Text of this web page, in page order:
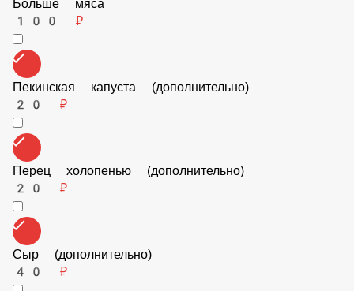
Больше мяса
100 ₽
Пекинская капуста (дополнительно)
20 ₽
Перец холопенью (дополнительно)
20 ₽
Сыр (дополнительно)